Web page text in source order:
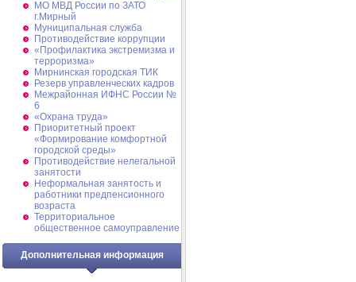
МО МВД России по ЗАТО
г.Мирный
Муниципальная cлужба
Противодействие коррупции
«Профилактика экстремизма и
терроризма»
Мирнинская городская ТИК
Резерв управленческих кадров
Межрайонная ИФНС России №
6
«Охрана труда»
Приоритетный проект
«Формирование комфортной
городской среды»
Противодействие нелегальной
занятости
Неформальная занятость и
работники предпенсионного
возраста
Территориальное
общественное самоуправление
Дополнительная информация